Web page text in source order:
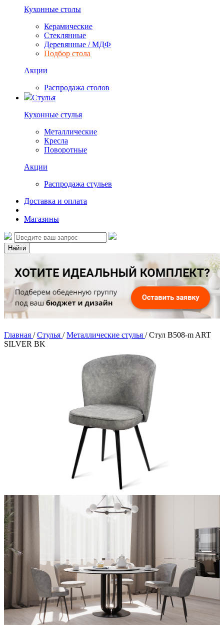
Кухонные столы
Керамические
Стеклянные
Деревянные / МДФ
Подбор стола
Акции
Распродажа столов
Стулья
Кухонные стулья
Металлические
Кресла
Поворотные
Акции
Распродажа стульев
Доставка и оплата
Магазины
Найти
Главная / Стулья / Металлические стулья / Стул B508-m ART
SILVER BK